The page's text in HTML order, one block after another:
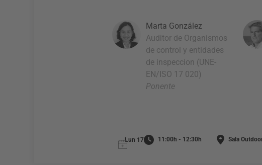
Marta González
Auditor de Organismos
de control y entidades
de inspeccion (UNE-
EN/ISO 17 020)
Ponente
Lun 17 11:00h - 12:30h Sala